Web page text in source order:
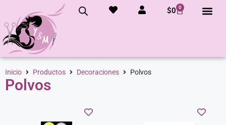
$0 0
Inicio Productos Decoraciones Polvos
Polvos